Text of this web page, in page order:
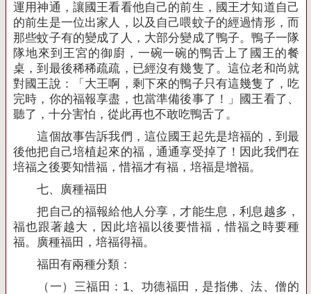
運用神通，讓國王看看他自己的前生，國王才知道自己
的前生是一位出家人，以及自己喂蚊子的經過情形，而
那些蚊子有的變成了人，大部分變成了鴨子。鴨子一隊
隊地來到王宮的御廚，一碗一碗的鴨舌上了國王的餐
桌，到最後稀稀疏疏，已經沒有幾隻了。這位老和尚就
對國王說：「大王啊，剩下來的鴨子只有這幾隻了，吃
完時，你的福報享盡，也當準備後事了！」國王看了、
聽了，十分害怕，從此再也不敢吃鴨舌了。
這個故事告訴我們，這位國王起先是培福的，到最
後他把自己培植起來的福，通通享受掉了！因此我們在
培福之後要知惜福，惜福才有福，培福是增福。
七、廣種福田
把自己的福報給他人分享，才能生息，利息越多，
福也跟著越大，因此培福以後要惜福，惜福之時要種
福。廣種福田，培福得福。
福田有兩種分類：
（一）三福田： 1、功德福田，是指佛、法、僧的